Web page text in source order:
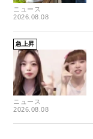
ニュース
2026.08.08
急上昇
ニュース
2026.08.08